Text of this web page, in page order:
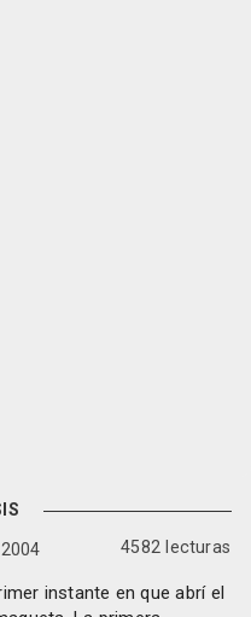
4582 lecturas
instante en que abrí el